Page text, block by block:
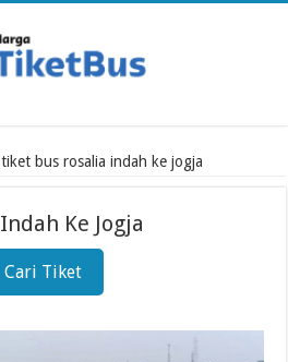
bus rosalia indah ke jogja
Ke Jogja
Cari Tiket